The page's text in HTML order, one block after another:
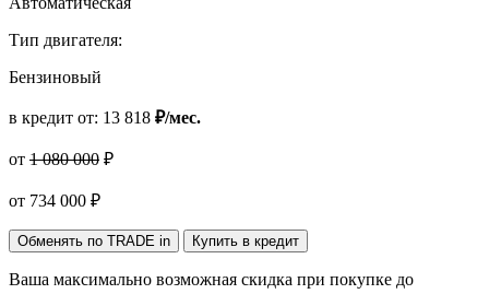
Тип двигателя:
Бензиновый
в кредит от: 13 818 ₽/мес.
от 1 080 000 ₽
от 734 000 ₽
Обменять по TRADE in Купить в кредит
Ваша максимально возможная скидка при покупке до